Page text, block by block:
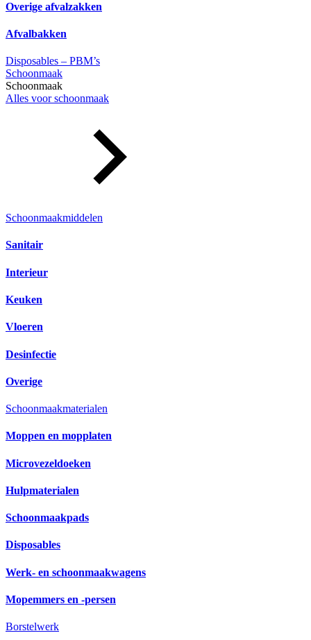
Overige afvalzakken
Afvalbakken
Disposables – PBM’s
Schoonmaak
Schoonmaak
Alles voor schoonmaak
Schoonmaakmiddelen
Sanitair
Interieur
Keuken
Vloeren
Desinfectie
Overige
Schoonmaakmaterialen
Moppen en mopplaten
Microvezeldoeken
Hulpmaterialen
Schoonmaakpads
Disposables
Werk- en schoonmaakwagens
Mopemmers en -persen
Borstelwerk